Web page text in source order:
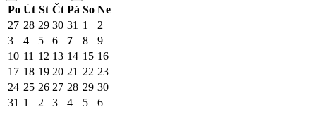
Po Út St Čt Pá So Ne
27 28 29 30 31 1
2
3
4 5 6 7 8
9
10 11 12 13 14 15 16
17 18 19 20 21 22 23
24 25 26 27 28 29 30
31 1 2 3 4 5 6